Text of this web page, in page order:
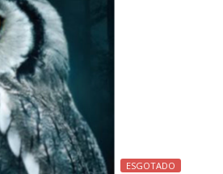
ESGOTADO